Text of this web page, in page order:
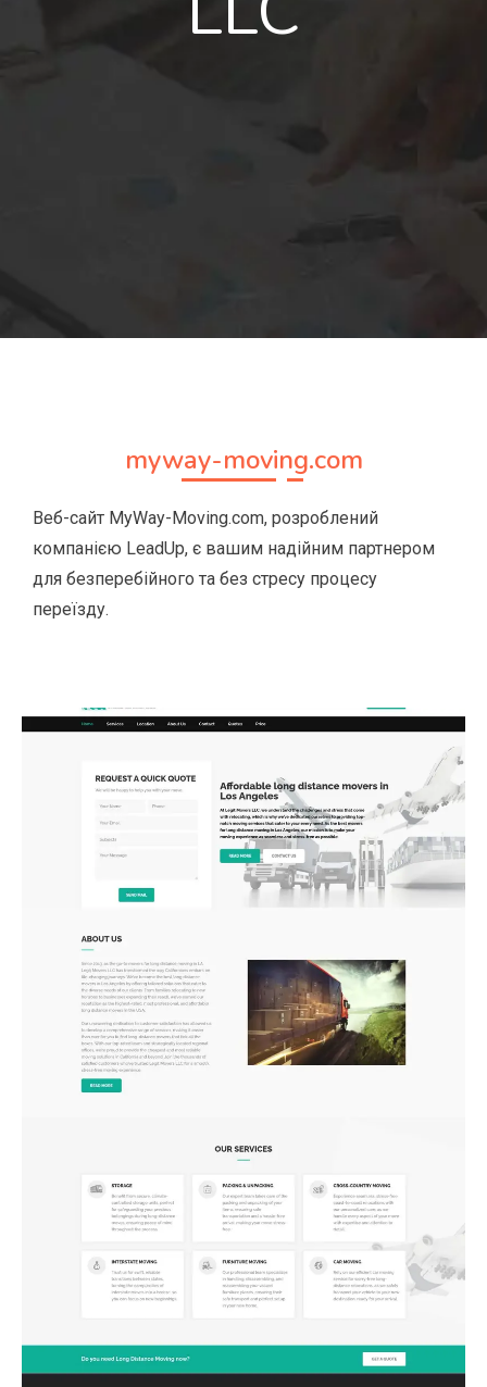
myway-moving.com
Веб-сайт MyWay-Moving.com, розроблений
компанією LeadUp, є вашим надійним партнером
для безперебійного та без стресу процесу
переїзду.